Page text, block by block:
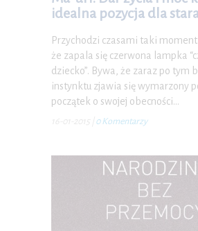
idealna pozycja dla
Przychodzi czasami taki moment
że zapala się czerwona lampka
dziecko”. Bywa, że zaraz po tym
instynktu zjawia się wymarzony
początek o swojej obecności…
16-01-2015 0 Komentarzy